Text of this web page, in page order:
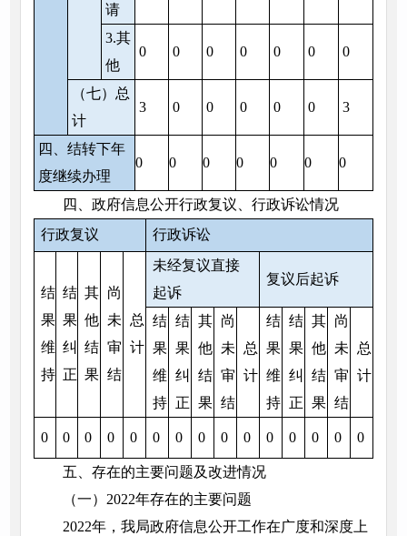
请
3.其
他
0 0 0 0 0 0 0
（七）总
计
3 0 0 0 0 0 3
四、结转下年
度继续办理
0 0 0 0 0 0 0
四、政府信息公开行政复议、行政诉讼情况
行政复议
行政诉讼
结
果
维
持
结
果
纠
正
其
他
结
果
尚
未
审
结
总
计
未经复议直接
起诉
复议后起诉
结
果
维
持
结
果
纠
正
其
他
结
果
尚
未
审
结
总
计
结
果
维
持
结
果
纠
正
其
他
结
果
尚
未
审
结
总
计
0 0 0 0 0 0 0 0 0 0 0 0 0 0 0
五、存在的主要问题及改进情况
（一）2022年存在的主要问题
2022年，我局政府信息公开工作在广度和深度上